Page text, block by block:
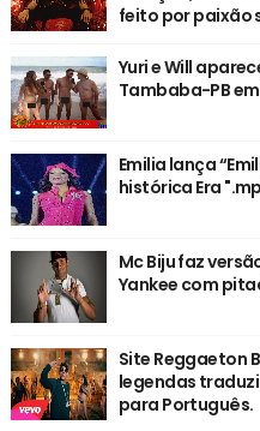
feito por paixão
Yuri e Will
Tambaba-PB
Emilia lança
histórica Era
Mc Biju faz
Yankee com
Site Reggaeton
legendas
para Português.